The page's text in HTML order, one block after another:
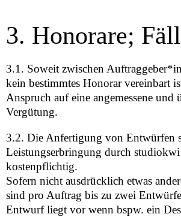
3. Honorare;
3.1. Soweit zwischen
kein bestimmtes Honorar vereinbart
Anspruch auf eine angemessene und
Vergütung.
3.2. Die Anfertigung von Entwürfen
Leistungserbringung durch studiokwi
kostenpflichtig.
Sofern nicht ausdrücklich etwas
sind pro Auftrag bis zu zwei
Entwurf liegt vor wenn bspw. ein